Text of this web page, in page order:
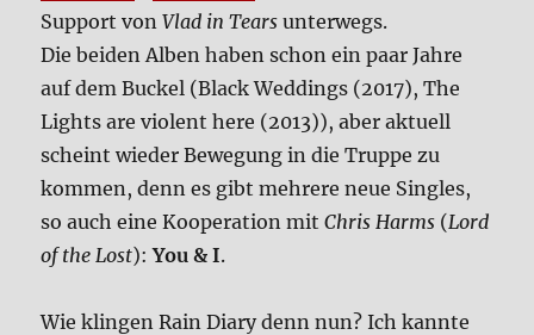
Sup­port vonVlad in Tears unter­wegs.
Die bei­den Alben haben schon ein paar Jah­re
auf dem Buckel (Black Wed­dings (2017), The
Lights are vio­lent here (2013)), aber aktu­ell
scheint wie­der Bewe­gung in die Trup­pe zu
kom­men, denn es gibt meh­re­re neue Sin­gles,
so auch eine Koope­ra­ti­on mitChris Harms (Lord
of the Lost):You & I.
Wie klin­gen Rain Dia­ry denn nun? Ich kann­te